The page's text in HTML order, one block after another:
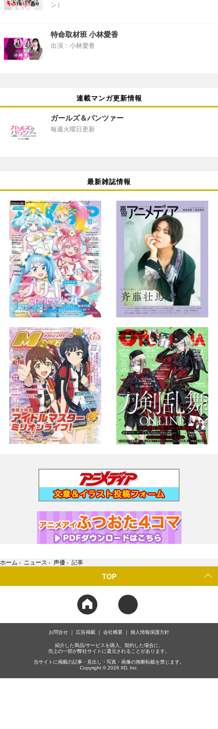
ン）
特命取材班 小林愛香
出演：小林愛香
連載マンガ更新情報
ガールズ＆パンツァー
毎週火曜日更新
最新雑誌情報
ホーム › ニュース › 声優 › 記事
TOP
お問合せ 広告掲載 会社概要 個人情報保護方針
紹介した商品/サービスを購入、契約した場合に、
売上の一部が弊社サイトに還元されることがあります。
当サイトに掲載の記事・見出し・写真・画像の無断転載を禁じます。
Copyright © 2026 IID, Inc.